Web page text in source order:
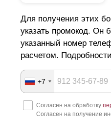
Для получения этих
указать промокод. Он
указанный номер
расчетом.
+7
Согласен на обработку
Согласен на получение